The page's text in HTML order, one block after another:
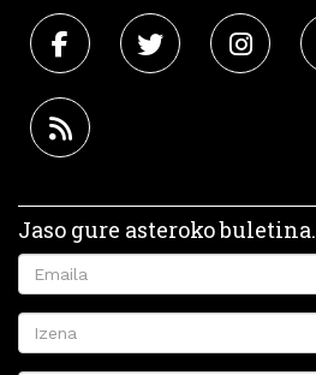
Jaso gure asteroko buletina.